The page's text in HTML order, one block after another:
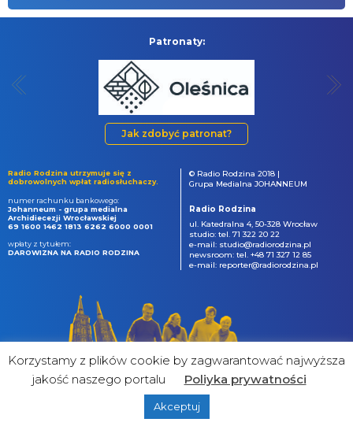
Patronaty:
Jak zdobyć patronat?
Radio Rodzina utrzymuje się z
dobrowolnych wpłat radiosłuchaczy.
numer rachunku bankowego:
Johanneum - grupa medialna
Archidiecezji Wrocławskiej
69 1600 1462 1813 6262 6000 0001
wpłaty z tytułem:
DAROWIZNA NA RADIO RODZINA
© Radio Rodzina 2018 |
Grupa Medialna JOHANNEUM
Radio Rodzina
ul. Katedralna 4, 50-328 Wrocław
studio: tel. 71 322 20 22
e-mail: studio@radiorodzina.pl
newsroom: tel. +48 71 327 12 85
e-mail: reporter@radiorodzina.pl
&
Korzystamy z plików cookie by zagwarantować najwyższa
jakość naszego portalu
Poliyka prywatności
Akceptuj